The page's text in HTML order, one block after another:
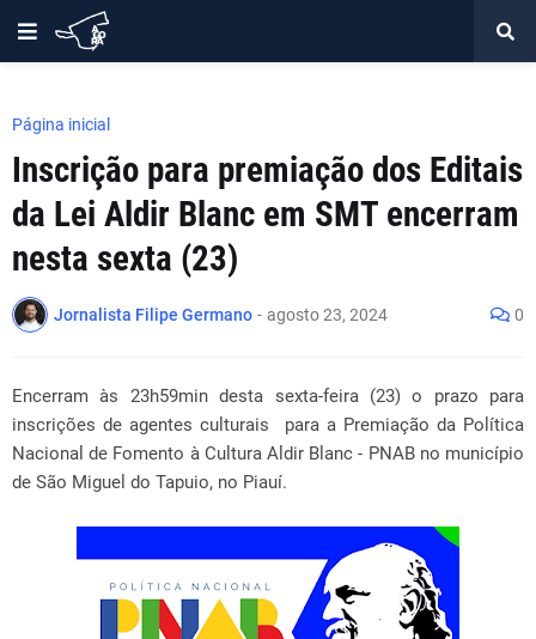
Página inicial
Inscrição para premiação dos Editais
da Lei Aldir Blanc em SMT encerram
nesta sexta (23)
Jornalista Filipe Germano - agosto 23, 2024 0
Encerram às 23h59min desta sexta-feira (23) o prazo para
inscrições de agentes culturais para a Premiação da Política
Nacional de Fomento à Cultura Aldir Blanc - PNAB no município
de São Miguel do Tapuio, no Piauí.